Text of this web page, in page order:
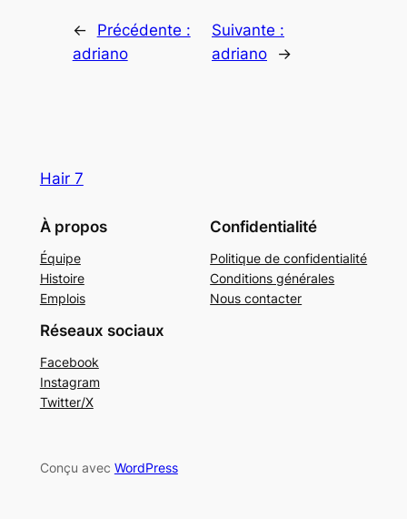
←
Précédente :
adriano
Suivante :
adriano
→
Hair 7
À propos
Équipe
Histoire
Emplois
Confidentialité
Politique de confidentialité
Conditions générales
Nous contacter
Réseaux sociaux
Facebook
Instagram
Twitter/X
Conçu avec WordPress